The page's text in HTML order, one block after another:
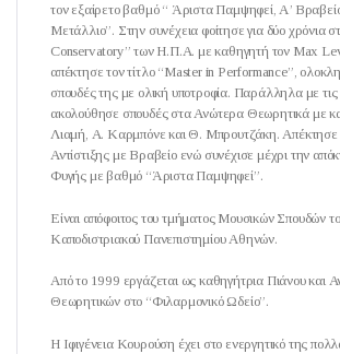
τον εξαίρετο βαθμό “ Άριστα Παμψηφεί, Α’
Μετάλλιο”. Στην συνέχεια φοίτησε για δύο χρόνια
Conservatory” των Η.Π.Α. με καθηγητή τον Max
απέκτησε τον τίτλο “Master in Performance”,
σπουδές της με ολική υποτροφία. Παράλληλα με
ακολούθησε σπουδές στα Ανώτερα Θεωρητικά με
Λιαμή, Α. Καρμπόνε και Θ. Μπρουτζάκη. Απέκτησε
Αντίστιξης με Βραβείο ενώ συνέχισε μέχρι την
Φυγής με βαθμό “Άριστα Παμψηφεί”.
Είναι απόφοιτος του τμήματος Μουσικών Σπουδών
Καποδιστριακού Πανεπιστημίου Αθηνών.
Από το 1999 εργάζεται ως καθηγήτρια Πιάνου και
Θεωρητικών στο “Φιλαρμονικό Ωδείο”.
Η Ιφιγένεια Κουρούση έχει στο ενεργητικό της